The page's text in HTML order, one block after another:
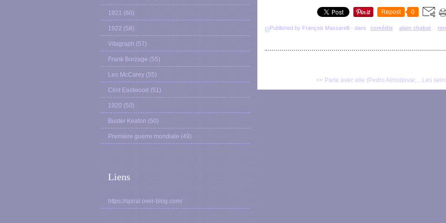
1921 (60)
1922 (58)
Vitagraph (57)
Frank Borzage (55)
Leo McCarey (55)
Clint Eastwood (51)
1920 (50)
Buster Keaton (50)
Première guerre mondiale (49)
Liens
https://spiral.over-blog.com/
Repost 0
Published by François Massarelli - dans comédie alain chabat
<< Parle avec elle (Pedro Almodovar,... Les